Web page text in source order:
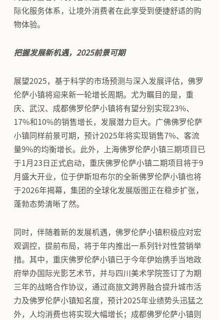
际化服务体系，让境外消费者在此享受到便捷舒适的购
物体验。
把握发展新机遇，2025前景可期
展望2025，基于科学的市场预测与深入发展评估，佛罗
伦萨小镇将迎来新一轮增长周期。尤为瞩目的是，重
庆、武汉、成都佛罗伦萨小镇将有望分别实现23%、
17%和10%的销售增长，发展潜力巨大。广佛佛罗伦萨
小镇同样前景可期，预计2025年将实现销售7%、客流
量9%的均衡增长。此外，上海佛罗伦萨小镇三期项目已
于1月23日正式启动，重庆佛罗伦萨小镇二期项目将于9
月盛大开业，位于伊斯坦布尔的全新佛罗伦萨小镇也将
于2026年揭幕，集团的全球化发展版图正在稳步扩张，
蓬勃态势清晰了然。
同时，伴随着新的发展机遇，佛罗伦萨小镇积极应对宏
观调控，提前布局，将于年内推出一系列针对性营销举
措。其中，重庆佛罗伦萨小镇已于今年伊始携手当地政
府举办国际光影艺术节，并与四川美术学院签订了为期
三年的战略合作协议，通过商旅文跨界融合提升城市活
力及佛罗伦萨小镇知名度，预计2025年业绩势头迅猛之
外，人均消费也将实现大幅增长；成都佛罗伦萨小镇则